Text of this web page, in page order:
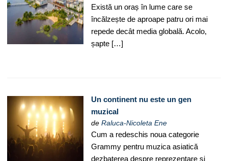
Există un oraș în lume care se
încălzește de aproape patru ori mai
repede decât media globală. Acolo,
șapte […]
Un continent nu este un gen
muzical
deRaluca-Nicoleta Ene
Cum a redeschis noua categorie
Grammy pentru muzica asiatică
dezbaterea despre reprezentare și